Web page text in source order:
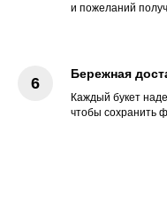
и пожеланий
Бережная
Каждый букет
чтобы сохранить